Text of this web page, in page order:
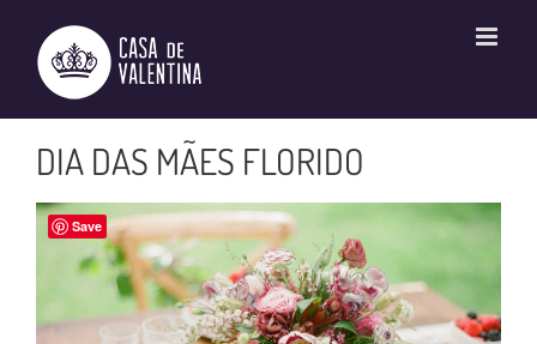
conteúdo
DIA DAS MÃES FLORIDO
Save